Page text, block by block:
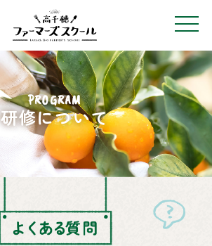
PROGRAM
研修について